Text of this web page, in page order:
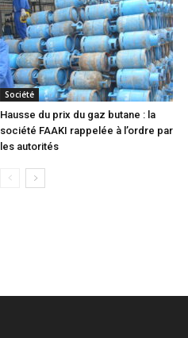
Société
Hausse du prix du gaz butane : la
société FAAKI rappelée à l’ordre par
les autorités